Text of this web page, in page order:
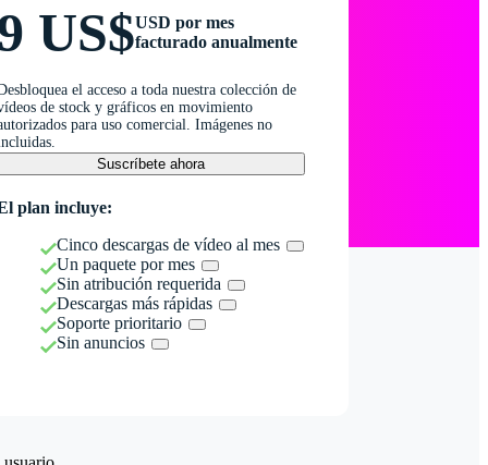
US$USD por mes
facturado anualmente
el acceso a toda nuestra colección de
de stock y gráficos en movimiento
para uso comercial. Imágenes no
Suscríbete ahora
plan incluye:
Cinco descargas de vídeo al mes
Un paquete por mes
Sin atribución requerida
Descargas más rápidas
Soporte prioritario
Sin anuncios